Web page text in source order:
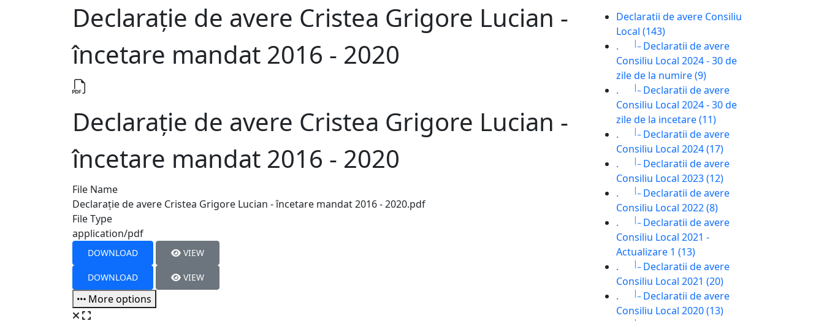
Declarație de avere Cristea Grigore Lucian -
încetare mandat 2016 - 2020
Declarație de avere Cristea Grigore Lucian -
încetare mandat 2016 - 2020
File Name
Declarație de avere Cristea Grigore Lucian - încetare mandat 2016 - 2020.pdf
File Type
application/pdf
DOWNLOAD VIEW
DOWNLOAD VIEW
More options
Declaratii de avere Consiliu
Local (143)
.
|_ Declaratii de avere
Consiliu Local 2024 - 30 de
zile de la numire (9)
.
|_ Declaratii de avere
Consiliu Local 2024 - 30 de
zile de la incetare (11)
.
|_ Declaratii de avere
Consiliu Local 2024 (17)
.
|_ Declaratii de avere
Consiliu Local 2023 (12)
.
|_ Declaratii de avere
Consiliu Local 2022 (8)
.
|_ Declaratii de avere
Consiliu Local 2021 -
Actualizare 1 (13)
.
|_ Declaratii de avere
Consiliu Local 2021 (20)
.
|_ Declaratii de avere
Consiliu Local 2020 (13)